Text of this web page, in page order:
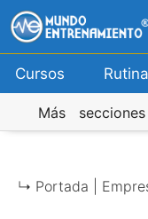
Saltar
al
contenido
Cursos
Más secciones
↳ Portada |